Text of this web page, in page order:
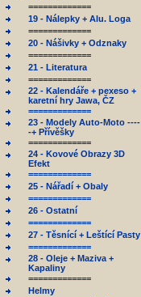
=============
19 - Nálepky + Alu. Loga
=============
20 - Nášivky + Odznaky
=============
21 - Literatura
=============
22 - Kalendáře + pexeso +
karetní hry Jawa, ČZ
=============
23 - Modely Auto-Moto ----
-+ Přívěšky
=============
24 - Kovové Obrazy 3D
Efekt
=============
25 - Nářadí + Obaly
=============
26 - Ostatní
=============
27 - Těsnící + Leštící Pasty
=============
28 - Oleje + Maziva +
Kapaliny
=============
Helmy